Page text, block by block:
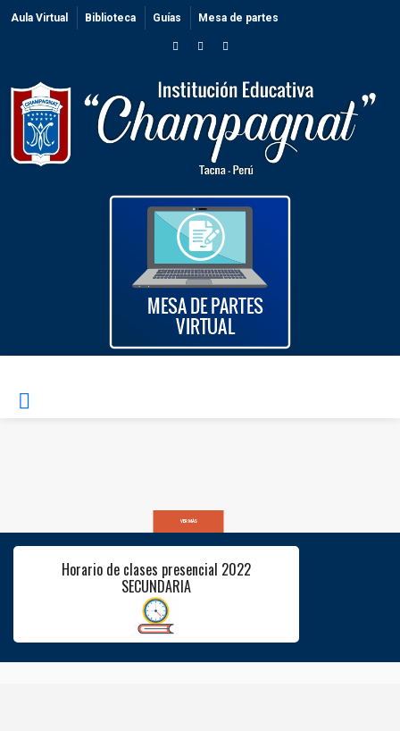
Aula Virtual Biblioteca Guías Mesa de partes
VER MÁS
Horario de clases presencial 2022
SECUNDARIA